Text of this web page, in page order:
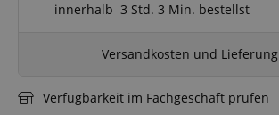
innerhalb 3 Std. 3 Min. bestellst
Versandkosten und Lieferung
Verfügbarkeit im Fachgeschäft prüfen